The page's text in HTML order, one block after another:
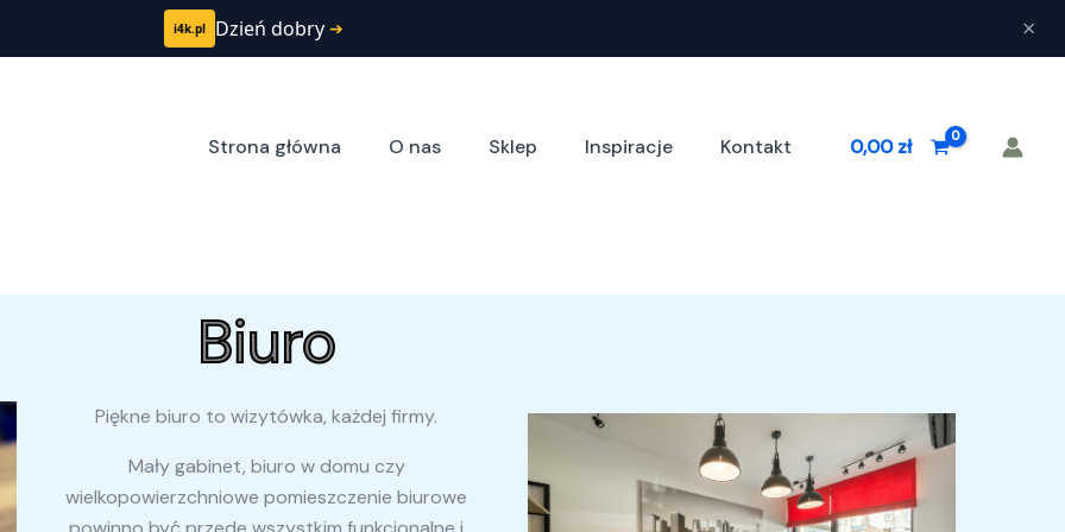
Strona główna O nas Sklep Inspiracje Kontakt 0,00zł
Biuro
Piękne biuro to wizytówka, każdej firmy.
Mały gabinet, biuro w domu czy
wielkopowierzchniowe pomieszczenie biurowe
i4k.pl Dzień dobry ➔ ×